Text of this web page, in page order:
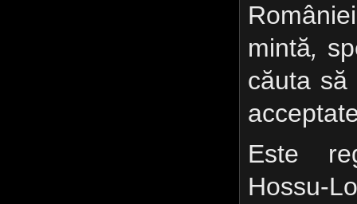
mintă,
căuta să
Este